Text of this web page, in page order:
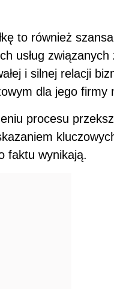
to również
usług związanych
i silnej relacji
dla jego firmy
procesu
faktu wynikają.